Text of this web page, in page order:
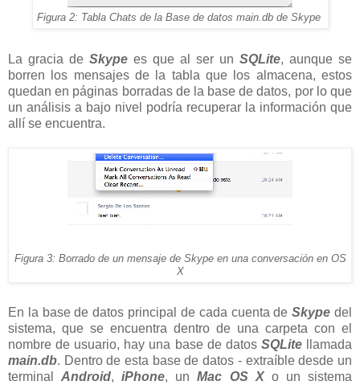
Figura 2: Tabla Chats de la Base de datos main.db de Skype
La gracia de Skype es que al ser un SQLite, aunque se
borren los mensajes de la tabla que los almacena, estos
quedan en páginas borradas de la base de datos, por lo que
un análisis a bajo nivel podría recuperar la información que
allí se encuentra.
Figura 3: Borrado de un mensaje de Skype en una conversación en OS
X
En la base de datos principal de cada cuenta deSkype del
sistema, que se encuentra dentro de una carpeta con el
nombre de usuario, hay una base de datos SQLitellamada
main.db. Dentro de esta base de datos - extraíble desde un
terminalAndroid,iPhone, unMac OS Xo un sistema